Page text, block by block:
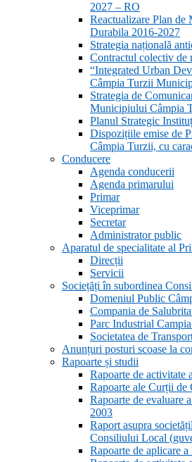
2027 – RO
Reactualizare Plan de
Durabila 2016-2027
Strategia națională
Contractul colectiv de
“Integrated Urban
Câmpia Turzii
Strategia de
Municipiului Câmpia
Planul Strategic
Dispozițiile emise de
Câmpia Turzii, cu
Conducere
Agenda conducerii
Agenda primarului
Primar
Viceprimar
Secretar
Administrator public
Aparatul de specialitate al
Direcții
Servicii
Sociețăți în subordinea
Domeniul Public
Compania de
Parc Industrial
Societatea de
Anunțuri posturi scoase la
Rapoarte și studii
Rapoarte de activitate
Rapoarte ale Curții de
Rapoarte de evaluare
2003
Raport asupra
Consiliului Local
Rapoarte de aplicare